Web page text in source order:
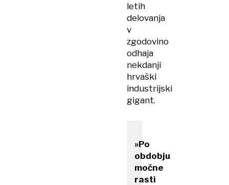
letih
delovanja
v
zgodovino
odhaja
nekdanji
hrvaški
industrijski
gigant.
»Po
obdobju
močne
rasti